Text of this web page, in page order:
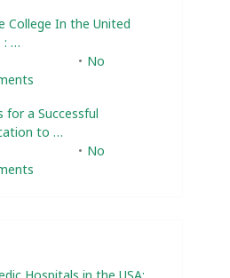
College In the United
: …
No
for a Successful
to …
No